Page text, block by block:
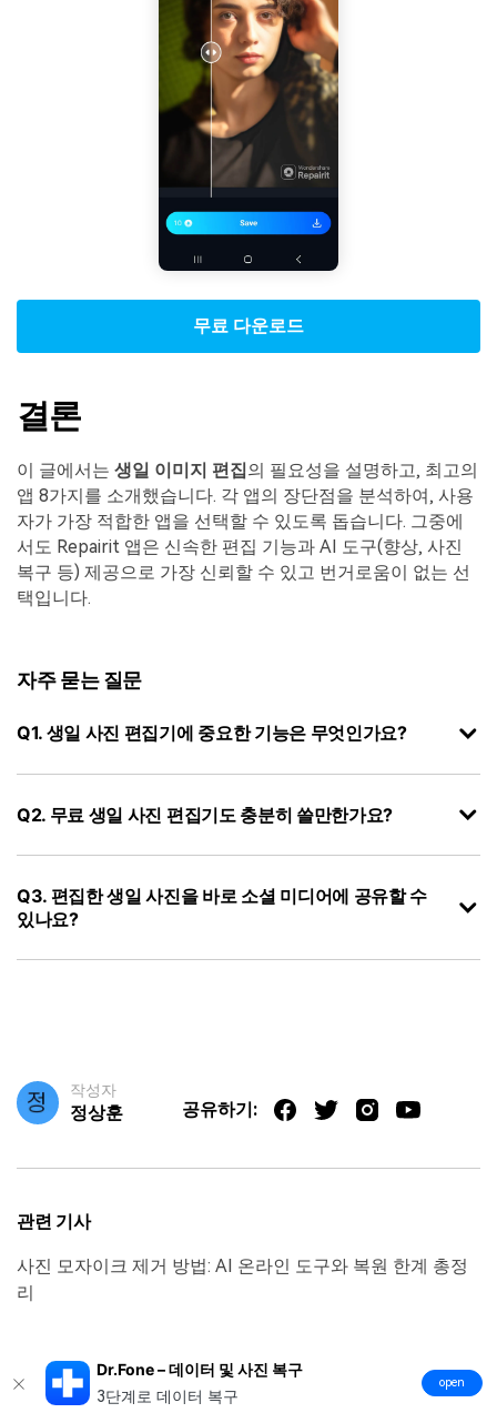
무료 다운로드
결론
이 글에서는 생일 이미지 편집의 필요성을 설명하고, 최고의
앱 8가지를 소개했습니다. 각 앱의 장단점을 분석하여, 사용
자가 가장 적합한 앱을 선택할 수 있도록 돕습니다. 그중에
서도 Repairit 앱은 신속한 편집 기능과 AI 도구(향상, 사진
복구 등) 제공으로 가장 신뢰할 수 있고 번거로움이 없는 선
택입니다.
자주 묻는 질문
Q1. 생일 사진 편집기에 중요한 기능은 무엇인가요?
Q2. 무료 생일 사진 편집기도 충분히 쓸만한가요?
Q3. 편집한 생일 사진을 바로 소셜 미디어에 공유할 수
있나요?
작성자
정상훈 공유하기:
관련 기사
사진 모자이크 제거 방법: AI 온라인 도구와 복원 한계 총정
리
Dr.Fone – 데이터 및 사진 복구
3단계로 데이터 복구
open